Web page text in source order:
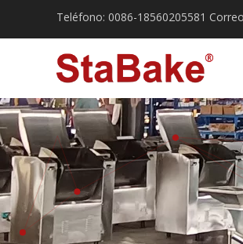
Teléfono: 0086-18560205581